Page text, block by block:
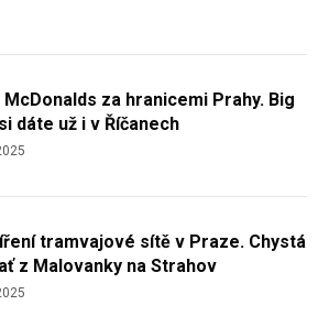
McDonalds za hranicemi Prahy. Big
dáte už i v Říčanech
tramvajové sítě v Praze. Chystá
z Malovanky na Strahov